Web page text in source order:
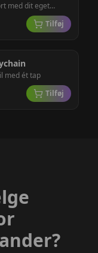
med dit eget
Tilføj
med ét tap
Tilføj
?